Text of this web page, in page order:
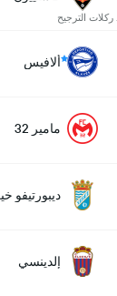
ألافيس
مامير 32
ديبورتيفو
إلدينسي